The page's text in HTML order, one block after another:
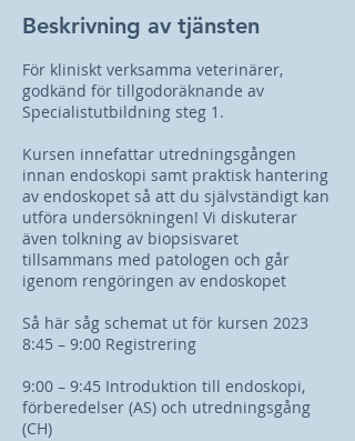
Beskrivning av tjänsten
För kliniskt verksamma veterinärer,
godkänd för tillgodoräknande av
Specialistutbildning steg 1.
Kursen innefattar utredningsgången
innan endoskopi samt praktisk hantering
av endoskopet så att du självständigt kan
utföra undersökningen! Vi diskuterar
även tolkning av biopsisvaret
tillsammans med patologen och går
igenom rengöringen av endoskopet
Så här såg schemat ut för kursen 2023
8:45 – 9:00 Registrering
9:00 – 9:45 Introduktion till endoskopi,
förberedelser (AS) och utredningsgång
(CH)